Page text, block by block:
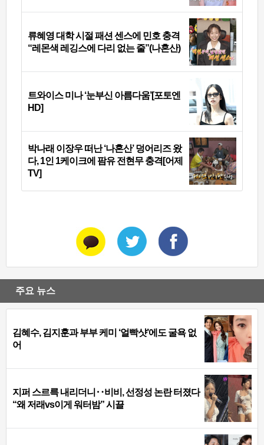
류혜영 대학 시절 패션 센스에 민호 충격
“레몬색 레깅스에 다리 없는 줄”(나혼산)
트와이스 미나 ‘눈부신 아름다움’[포토엔
HD]
박나래 이장우 떠난 ‘나혼산’ 덩어리즈 왔
다, 1인 1케이크에 팜유 전현무 충격[어제
TV]
주요 뉴스
김혜수, 김지훈과 부부 케미 ‘얼빡샷’에도 굴욕 없
어
지퍼 스르륵 내리더니‥비비, 선정성 논란 터졌다
“왜 저래vs이게 워터밤” 시끌